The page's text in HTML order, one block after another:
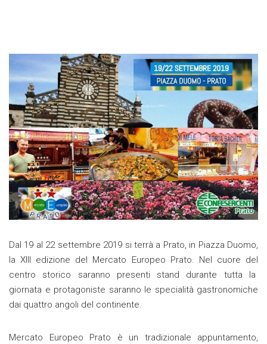
Dal 19 al 22 settembre 2019 si terrà a Prato, in Piazza Duomo,
la XIII edizione del Mercato Europeo Prato. Nel cuore del
centro storico saranno presenti stand durante tutta la
giornata e protagoniste saranno le specialità gastronomiche
dai quattro angoli del continente.
Mercato Europeo Prato è un tradizionale appuntamento,